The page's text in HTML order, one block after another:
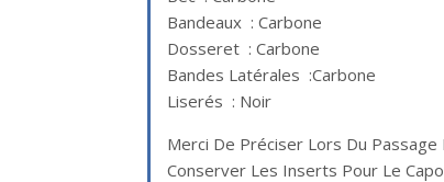
Bandeaux : Carbone
Dosseret : Carbone
Bandes Latérales :carbone
Liserés : Noir
Merci De Préciser Lors Du Passage
Conserver Les Inserts Pour Le